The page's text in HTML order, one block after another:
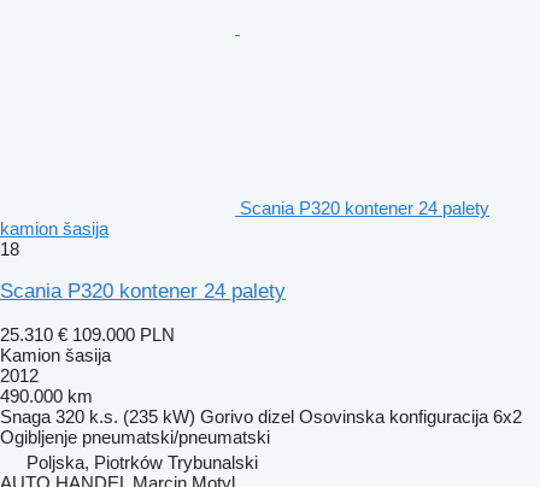
Scania P320 kontener 24 palety
kamion šasija
18
Scania P320 kontener 24 palety
25.310 € 109.000 PLN
Kamion šasija
2012
490.000 km
Snaga 320 k.s. (235 kW) Gorivo dizel Osovinska konfiguracija 6x2
Ogibljenje pneumatski/pneumatski
Poljska, Piotrków Trybunalski
AUTO HANDEL Marcin Motyl